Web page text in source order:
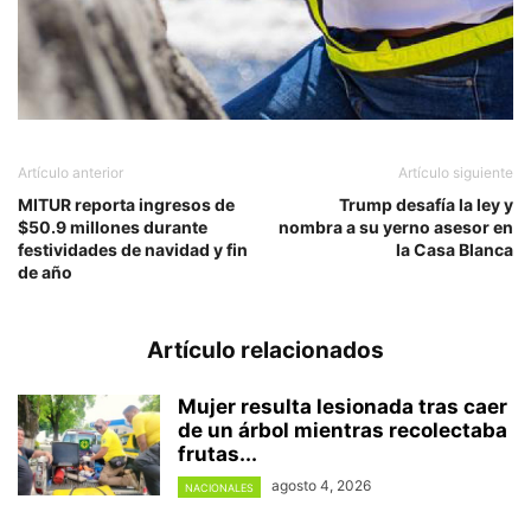
Artículo anterior
MITUR reporta ingresos de
$50.9 millones durante
festividades de navidad y fin
de año
Artículo siguiente
Trump desafía la ley y
nombra a su yerno asesor en
la Casa Blanca
Artículo relacionados
Mujer resulta lesionada tras caer
de un árbol mientras recolectaba
frutas...
NACIONALES agosto 4, 2026